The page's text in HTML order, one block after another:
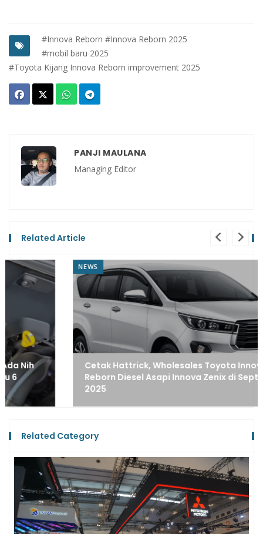
#Innova Reborn #Innova Reborn 2025
#mobil baru 2025
#Toyota Kijang Innova Reborn improvement 2025
PANJI MAULANA
Managing Editor
Related Article
NEWS
Cetak Hattrick, Wholesales Toyota Innova
Reborn Diesel Asapi Innova Zenix di September
2025
Related Category